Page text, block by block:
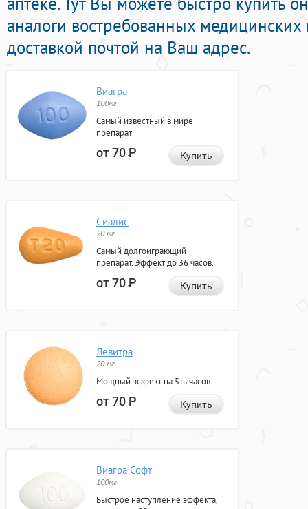
аналоги востребованных медицинских
доставкой почтой на Ваш адрес.
Виагра
100мг
Самый известный в мире
препарат
от 70Р Купить
Сиалис
20 мг
Самый долгоиграющий
препарат. Эффект до 36 часов.
от 70Р Купить
Левитра
20 мг
Мощный эффект на 5ть часов.
от 70Р Купить
Виагра Софт
100мг
Быстрое наступление эффекта,